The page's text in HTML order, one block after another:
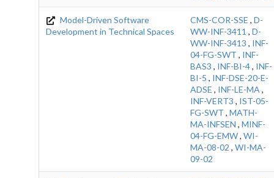
Model-Driven Software
Development in Technical Spaces
CMS-COR-SSE , D-
WW-INF-3411 , D-
WW-INF-3413 , INF-
04-FG-SWT , INF-
BAS3 , INF-BI-4, INF-
BI-5 , INF-DSE-20-E-
ADSE , INF-LE-MA ,
INF-VERT3 , IST-05-
FG-SWT , MATH-
MA-INFSEN , MINF-
04-FG-EMW, WI-
MA-08-02 , WI-MA-
09-02